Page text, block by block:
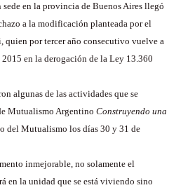
en la provincia de Buenos Aires llegó
a la modificación planteada por el
quien por tercer año consecutivo vuelve a
en la derogación de la Ley 13.360
algunas de las actividades que se
Mutualismo Argentino Construyendo una
del Mutualismo los días 30 y 31 de
inmejorable, no solamente el
en la unidad que se está viviendo sino